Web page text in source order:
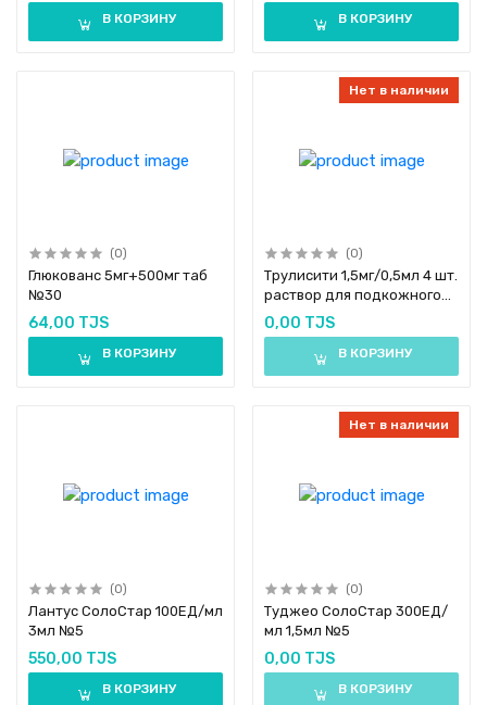
В КОРЗИНУ В КОРЗИНУ
(0)
Глюкованс 5мг+500мг таб
№30
64,00 TJS
В КОРЗИНУ
Нет в наличии
(0)
Трулисити 1,5мг/0,5мл 4 шт.
раствор для подкожного
введения
0,00 TJS
В КОРЗИНУ
(0)
Лантус СолоСтар 100ЕД/мл
3мл №5
550,00 TJS
В КОРЗИНУ
Нет в наличии
(0)
Туджео СолоСтар 300ЕД/
мл 1,5мл №5
0,00 TJS
В КОРЗИНУ